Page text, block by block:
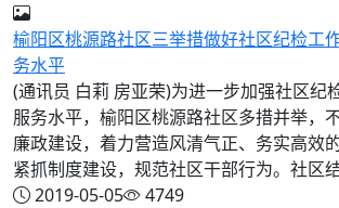
榆阳区桃源路社区三举措做好社区纪检工
务水平
(通讯员 白莉 房亚荣)为进一步加强社区纪
服务水平，榆阳区桃源路社区多措并举，
廉政建设，着力营造风清气正、务实高效
紧抓制度建设，规范社区干部行为。社区
2019-05-05
4749